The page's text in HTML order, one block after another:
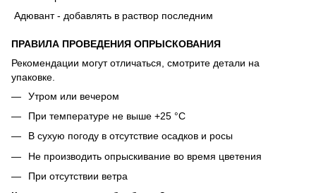
Адювант - добавлять в раствор последним
ПРАВИЛА ПРОВЕДЕНИЯ ОПРЫСКОВАНИЯ
Рекомендации могут отличаться, смотрите детали на
упаковке.
Утром или вечером
При температуре не выше +25 °С
В сухую погоду в отсутствие осадков и росы
Не производить опрыскивание во время цветения
При отсутствии ветра